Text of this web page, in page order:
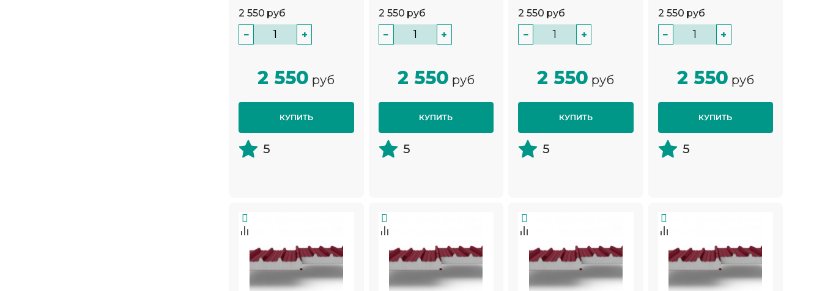
2 550 руб
−
+
2 550 руб
КУПИТЬ
5
2 550 руб
−
+
2 550 руб
КУПИТЬ
5
2 550 руб
−
+
2 550 руб
КУПИТЬ
5
2 550 руб
−
+
2 550 руб
КУПИТЬ
5